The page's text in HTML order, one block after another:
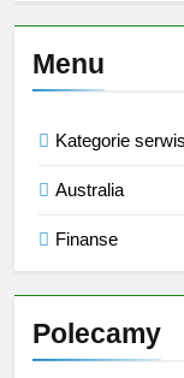
Menu
Kategorie
Australia
Finanse
Polecamy